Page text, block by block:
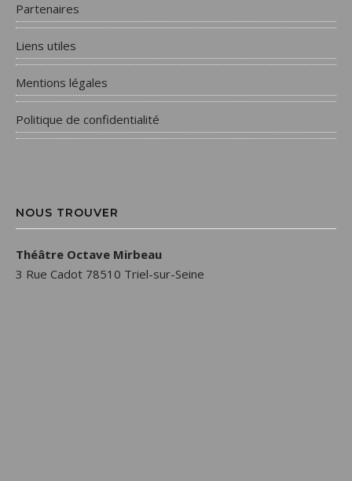
Partenaires
Liens utiles
Mentions légales
Politique de confidentialité
NOUS TROUVER
Théâtre Octave Mirbeau
3 Rue Cadot 78510 Triel-sur-Seine